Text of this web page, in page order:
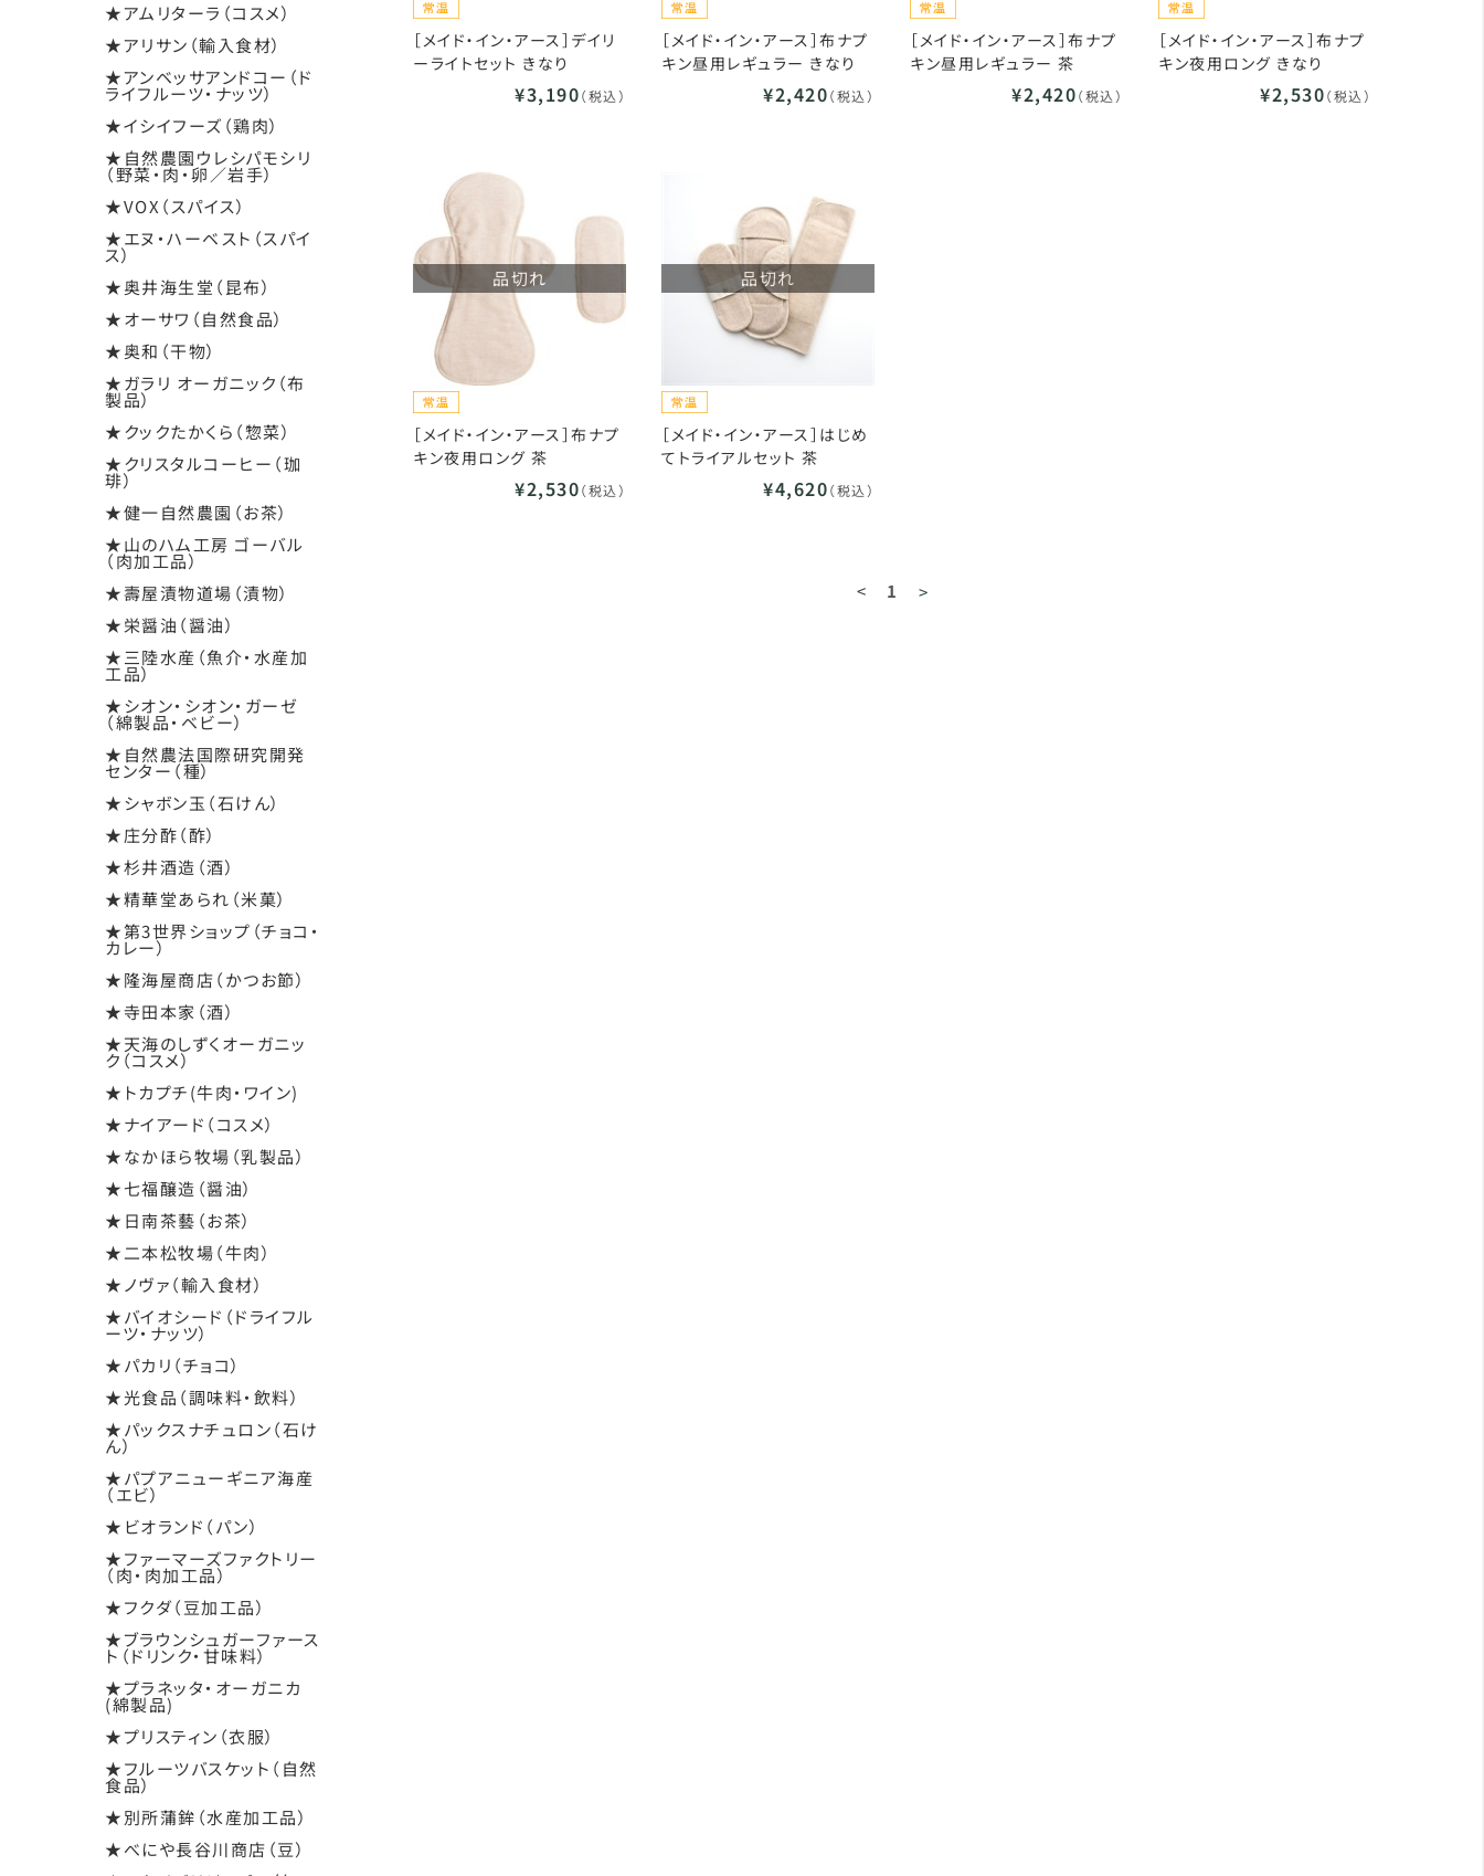
★アムリターラ（コスメ）
★アリサン（輸入食材）
★アンベッサアンドコー（ド
ライフルーツ・ナッツ）
★イシイフーズ（鶏肉）
★自然農園ウレシパモシリ
（野菜・肉・卵／岩手）
★VOX（スパイス）
★エヌ・ハーベスト（スパイ
ス）
★奥井海生堂（昆布）
★オーサワ（自然食品）
★奥和（干物）
★ガラリ オーガニック（布
製品）
★クックたかくら（惣菜）
★クリスタルコーヒー（珈
琲）
★健一自然農園（お茶）
★山のハム工房 ゴーバル
（肉加工品）
★壽屋漬物道場（漬物）
★栄醤油（醤油）
★三陸水産（魚介・水産加
工品）
★シオン・シオン・ガーゼ
（綿製品・ベビー）
★自然農法国際研究開発
センター（種）
★シャボン玉（石けん）
★庄分酢（酢）
★杉井酒造（酒）
★精華堂あられ（米菓）
★第3世界ショップ（チョコ・
カレー）
★隆海屋商店（かつお節）
★寺田本家（酒）
★天海のしずくオーガニッ
ク（コスメ）
★トカプチ(牛肉・ワイン)
★ナイアード（コスメ）
★なかほら牧場（乳製品）
★七福醸造（醤油）
★日南茶藝（お茶）
★二本松牧場（牛肉）
★ノヴァ（輸入食材）
★バイオシード（ドライフル
ーツ・ナッツ）
★パカリ（チョコ）
★光食品（調味料・飲料）
★パックスナチュロン（石け
ん）
★パプアニューギニア海産
（エビ）
★ビオランド（パン）
★ファーマーズファクトリー
（肉・肉加工品）
★フクダ（豆加工品）
★ブラウンシュガーファース
ト（ドリンク・甘味料）
★プラネッタ・オーガニカ
(綿製品)
★プリスティン（衣服）
★フルーツバスケット（自然
食品）
★別所蒲鉾（水産加工品）
★べにや長谷川商店（豆）
［メイド・イン・アース］デイリ
ーライトセット きなり
¥3,190（税込）
［メイド・イン・アース］布ナプ
キン昼用レギュラー きなり
¥2,420（税込）
［メイド・イン・アース］布ナプ
キン昼用レギュラー 茶
¥2,420（税込）
［メイド・イン・アース］布ナプ
キン夜用ロング きなり
¥2,530（税込）
品切れ
［メイド・イン・アース］布ナプ
キン夜用ロング 茶
¥2,530（税込）
品切れ
［メイド・イン・アース］はじめ
てトライアルセット 茶
¥4,620（税込）
< 1 >